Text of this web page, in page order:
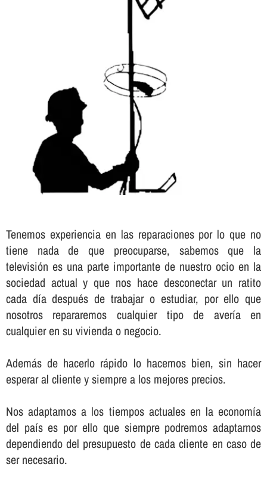
Tenemos experiencia en las reparaciones por lo que no
tiene nada de que preocuparse, sabemos que la
televisión es una parte importante de nuestro ocio en la
sociedad actual y que nos hace desconectar un ratito
cada dí­a después de trabajar o estudiar, por ello que
nosotros repararemos cualquier tipo de averí­a en
cualquier en su vivienda o negocio.
Además de hacerlo rápido lo hacemos bien, sin hacer
esperar al cliente y siempre a los mejores precios.
Nos adaptamos a los tiempos actuales en la economí­a
del paí­s es por ello que siempre podremos adaptarnos
dependiendo del presupuesto de cada cliente en caso de
ser necesario.